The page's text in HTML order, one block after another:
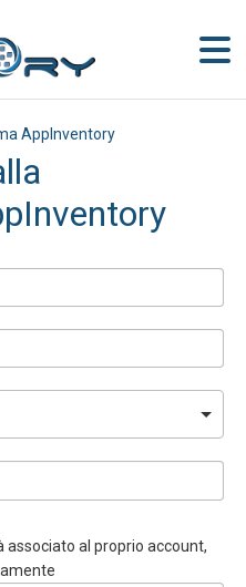
AppInventory
associato al proprio account,